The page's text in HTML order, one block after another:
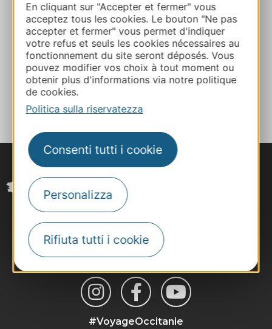
En cliquant sur "Accepter et fermer" vous
acceptez tous les cookies. Le bouton "Ne pas
accepter et fermer" vous permet d'indiquer
votre refus et seuls les cookies nécessaires au
fonctionnement du site seront déposés. Vous
pouvez modifier vos choix à tout moment ou
obtenir plus d'informations via notre politique
de cookies.
Politica sulla riservatezza
Consenti tutti i cookie
Personalizza
Rifiuta tutti i cookie
06 82 99 55 68
E-mail
AGGIUNGI
AL TACCUINO
#VoyageOccitanie